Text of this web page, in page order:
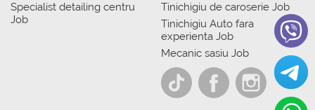
Specialist detailing centru
Job
Tinichigiu de caroserie Job
Tinichigiu Auto fara
experienta Job
Mecanic sasiu Job